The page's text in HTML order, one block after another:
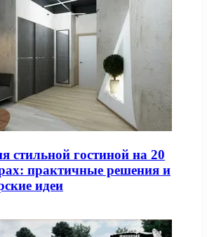
стильной гостиной на 20
практичные решения и
идеи